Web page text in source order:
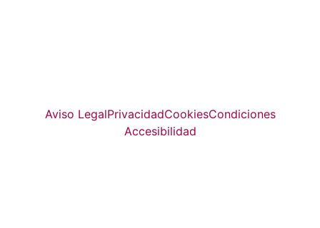
Aviso LegalPrivacidadCookiesCondiciones
Accesibilidad